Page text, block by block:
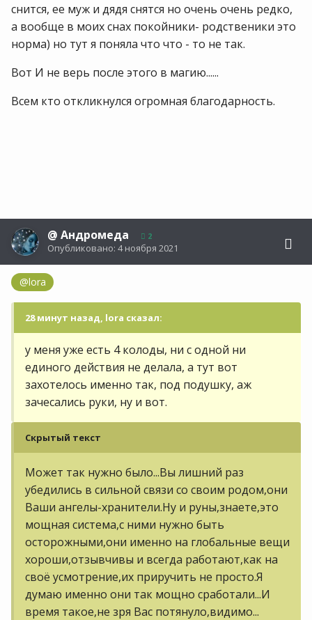
снится, ее муж и дядя снятся но очень очень редко,
а вообще в моих снах покойники- родственики это
норма) но тут я поняла что что - то не так.
Вот И не верь после этого в магию......
Всем кто откликнулся огромная благодарность.
@ Андромеда 2
Опубликовано: 4 ноября 2021
@lora
28 минут назад, lora сказал:
у меня уже есть 4 колоды, ни с одной ни
единого действия не делала, а тут вот
захотелось именно так, под подушку, аж
зачесались руки, ну и вот.
Скрытый текст
Может так нужно было...Вы лишний раз
убедились в сильной связи со своим родом,они
Ваши ангелы-хранители.Ну и руны,знаете,это
мощная система,с ними нужно быть
осторожными,они именно на глобальные вещи
хороши,отзывчивы и всегда работают,как на
своё усмотрение,их приручить не просто.Я
думаю именно они так мощно сработали...И
время такое,не зря Вас потянуло,видимо...